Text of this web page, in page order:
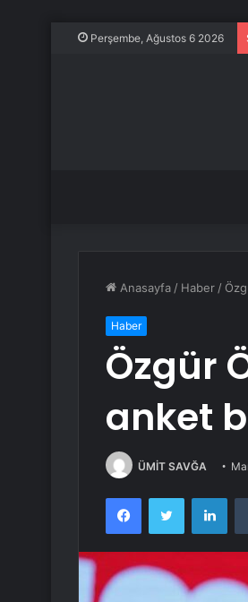
Perşembe, Ağustos 6 2026
Anasayfa / Haber /
Haber
Özgür
anket
ÜMİT SAVĞA
FacebookTwitter